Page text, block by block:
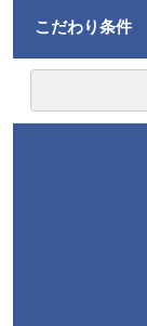
こだわり条件